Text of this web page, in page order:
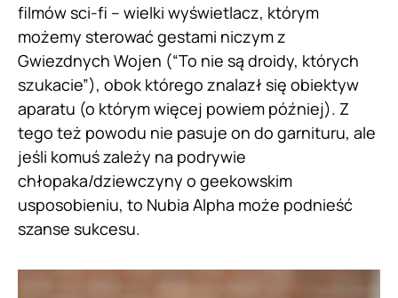
filmów sci-fi – wielki wyświetlacz, którym
możemy sterować gestami niczym z
Gwiezdnych Wojen (“To nie są droidy, których
szukacie”), obok którego znalazł się obiektyw
aparatu (o którym więcej powiem później). Z
tego też powodu nie pasuje on do garnituru, ale
jeśli komuś zależy na podrywie
chłopaka/dziewczyny o geekowskim
usposobieniu, to Nubia Alpha może podnieść
szanse sukcesu.